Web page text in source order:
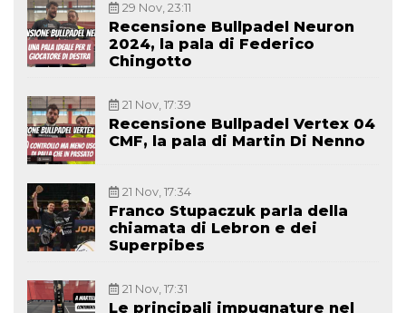
29 Nov, 23:11
Recensione Bullpadel Neuron
2024, la pala di Federico
Chingotto
21 Nov, 17:39
Recensione Bullpadel Vertex 04
CMF, la pala di Martin Di Nenno
21 Nov, 17:34
Franco Stupaczuk parla della
chiamata di Lebron e dei
Superpibes
21 Nov, 17:31
Le principali impugnature nel